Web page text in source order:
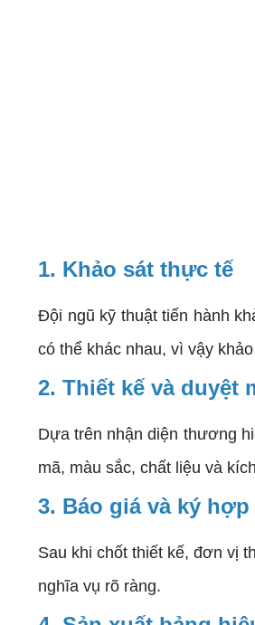
1. Khảo sát thực tế
Đội ngũ kỹ thuật tiến hành
có thể khác nhau, vì vậy
2. Thiết kế và duyệt
Dựa trên nhận diện thương
mã, màu sắc, chất liệu và
3. Báo giá và ký
Sau khi chốt thiết kế, đơn vị
nghĩa vụ rõ ràng.